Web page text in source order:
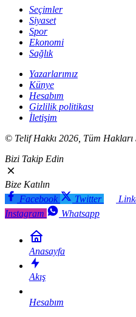
Seçimler
Siyaset
Spor
Ekonomi
Sağlık
Yazarlarımız
Künye
Hesabım
Gizlilik politikası
İletişim
© Telif Hakkı 2026, Tüm Hakları
Bizi Takip Edin
Bize Katılın
Facebook
Twitter
Instagram
Whatsapp
Anasayfa
Akış
Hesabım